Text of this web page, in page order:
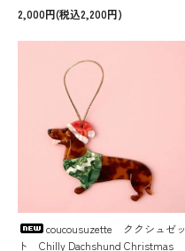
2,000円(税込2,200円)
coucousuzette ククシュゼッ
ト Chilly Dachshund Christmas